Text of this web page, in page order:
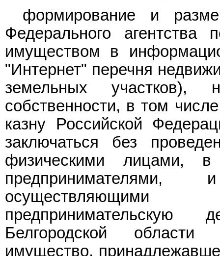
формирование и
Федерального агентства
имуществом в
"Интернет" перечня
земельных участков),
собственности, в том
казну Российской
заключаться без
физическими лицами,
предпринимательскую
Белгородской
имущество,